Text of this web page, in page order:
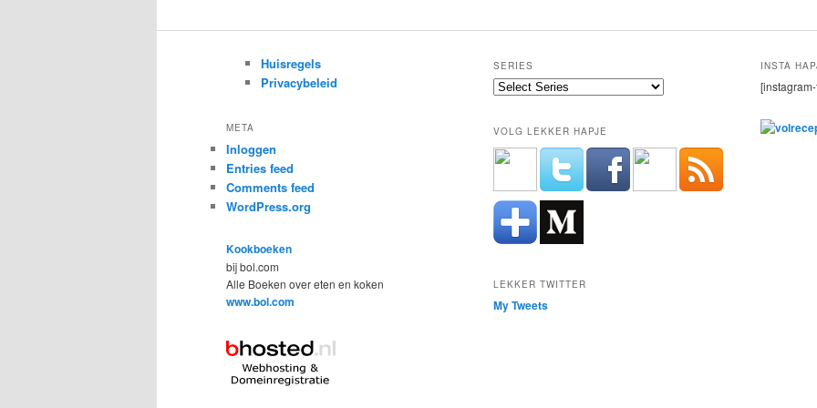
Huisregels
Privacybeleid
META
Inloggen
Entries feed
Comments feed
WordPress.org
Kookboeken
bij bol.com
Alle Boeken over eten en koken
www.bol.com
SERIES
VOLG LEKKER HAPJE
LEKKER TWITTER
My Tweets
INSTA